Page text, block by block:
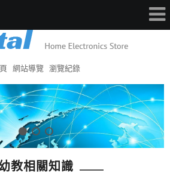
網站導覽 瀏覽紀錄
教相關知識